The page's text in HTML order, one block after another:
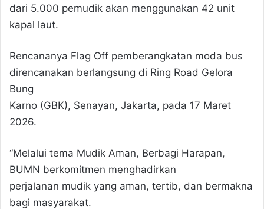
dari 5.000 pemudik akan menggunakan 42 unit
kapal laut.
Rencananya Flag Off pemberangkatan moda bus
direncanakan berlangsung di Ring Road Gelora
Bung
Karno (GBK), Senayan, Jakarta, pada 17 Maret
2026.
“Melalui tema Mudik Aman, Berbagi Harapan,
BUMN berkomitmen menghadirkan
perjalanan mudik yang aman, tertib, dan bermakna
bagi masyarakat.